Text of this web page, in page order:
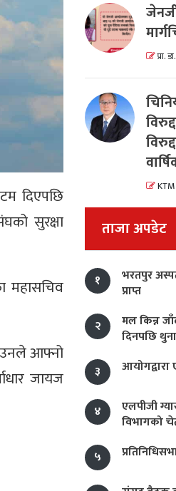
दिएपछि
सुरक्षा
महासचिव
उनले आफ्नो
जायज
प्रा.
ताजा अपडेट
१
भरतपुर
प्राप्त
२
मल किन्न
दिनपछि
३
४
एलपीजी
विभागको
५